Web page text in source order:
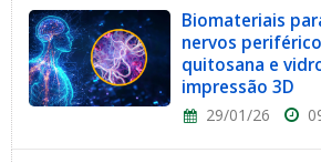
Biomateriais
nervos
quitosana e
impressão 3D
29/01/26